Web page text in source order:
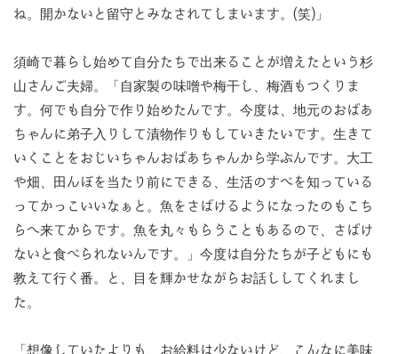
ね。開かないと留守とみなされてしまいます。(笑)」
須崎で暮らし始めて自分たちで出来ることが増えたという杉
山さんご夫婦。「自家製の味噌や梅干し、梅酒もつくりま
す。何でも自分で作り始めたんです。今度は、地元のおばあ
ちゃんに弟子入りして漬物作りもしていきたいです。生きて
いくことをおじいちゃんおばあちゃんから学ぶんです。大工
や畑、田んぼを当たり前にできる、生活のすべを知っている
ってかっこいいなぁと。魚をさばけるようになったのもこち
らへ来てからです。魚を丸々もらうこともあるので、さばけ
ないと食べられないんです。」今度は自分たちが子どもにも
教えて行く番。と、目を輝かせながらお話ししてくれまし
た。
「想像していたよりも、お給料は少ないけど、こんなに美味